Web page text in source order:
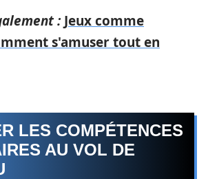
: Jeux comme
s'amuser tout en
LES COMPÉTENCES
AU VOL DE